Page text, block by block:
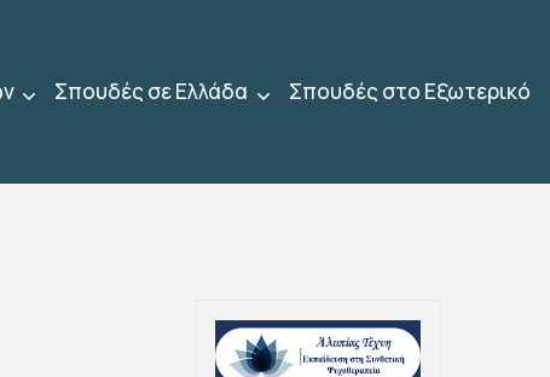
Σπουδές σε Ελλάδα Σπουδές στο Εξωτερικό